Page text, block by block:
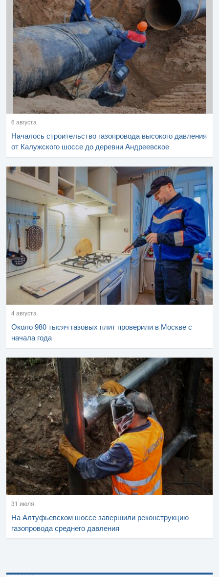
6 августа
Началось строительство газопровода высокого давления
от Калужского шоссе до деревни Андреевское
4 августа
Около 980 тысяч газовых плит проверили в Москве с
начала года
31 июля
На Алтуфьевском шоссе завершили реконструкцию
газопровода среднего давления